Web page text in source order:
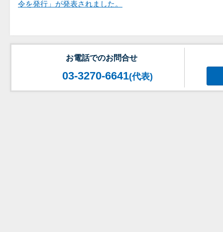
令を発行」が発表されました。
お電話でのお問合せ
03-3270-6641(代表)